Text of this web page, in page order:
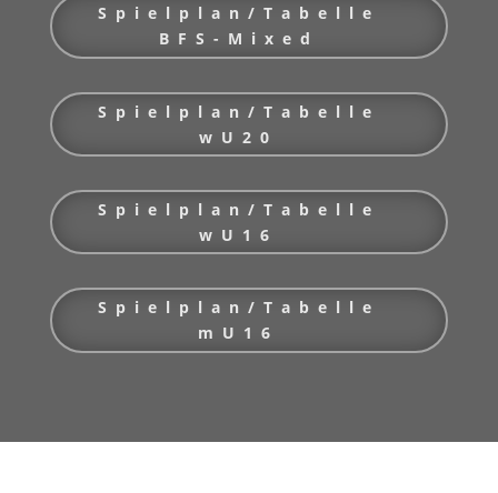
Spielplan/Tabelle
BFS-Mixed
Spielplan/Tabelle
wU20
Spielplan/Tabelle
wU16
Spielplan/Tabelle
mU16